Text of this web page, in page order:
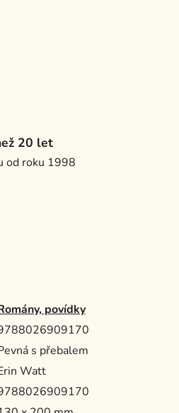
20 let
od roku 1998
povídky
s přebalem
Watt